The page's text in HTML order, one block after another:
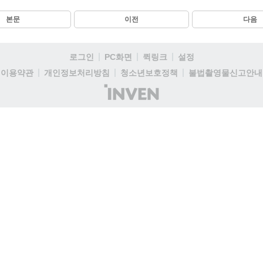
본문 이전 다음
로그인 PC화면 퀵링크
설정
이용약관
개인정보처리방침 청소년보호정책
불법촬영물신고안내
(주)
인